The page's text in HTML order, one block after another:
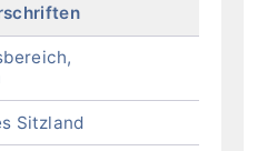
Sitzland